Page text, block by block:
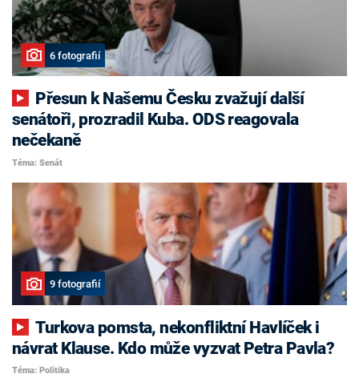
6 fotografií
senátoři, prozradil Kuba. ODS reagovala
nečekaně
Téma: Senát
9 fotografií
Turkova pomsta, nekonfliktní Havlíček i
návrat Klause. Kdo může vyzvat Petra Pavla?
Téma: Politika